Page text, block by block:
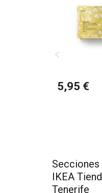
5,95 €
Secciones
IKEA
Tenerife